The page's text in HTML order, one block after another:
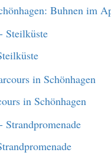
Buhnen im
in Schönhagen